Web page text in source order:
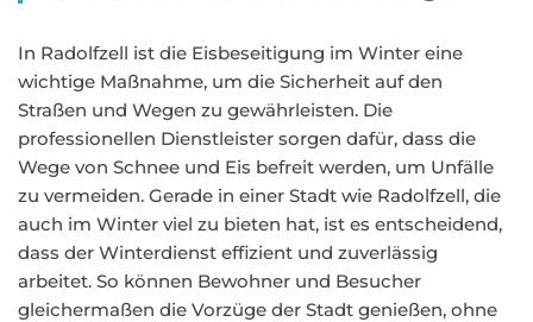
In Radolfzell ist die Eisbeseitigung im Winter eine
wichtige Maßnahme, um die Sicherheit auf den
Straßen und Wegen zu gewährleisten. Die
professionellen Dienstleister sorgen dafür, dass die
Wege von Schnee und Eis befreit werden, um Unfälle
zu vermeiden. Gerade in einer Stadt wie Radolfzell, die
auch im Winter viel zu bieten hat, ist es entscheidend,
dass der Winterdienst effizient und zuverlässig
arbeitet. So können Bewohner und Besucher
gleichermaßen die Vorzüge der Stadt genießen, ohne